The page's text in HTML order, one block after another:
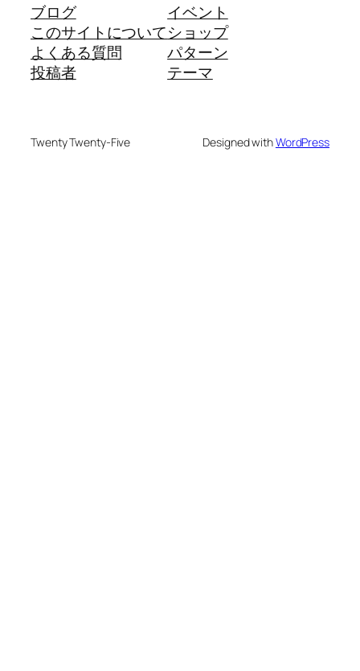
ブログ
このサイトについて
よくある質問
投稿者
イベント
ショップ
パターン
テーマ
Twenty Twenty-Five Designed withWordPress